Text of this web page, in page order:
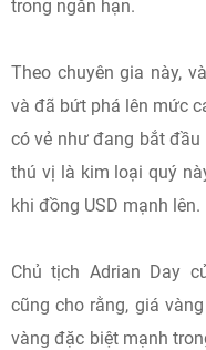
trong ngắn hạn.
Theo chuyên gia này,
và đã bứt phá lên mức
có vẻ như đang bắt
thú vị là kim loại quý
khi đồng USD mạnh lên.
Chủ tịch Adrian Day
cũng cho rằng, giá
vàng đặc biệt mạnh